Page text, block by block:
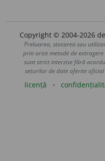
Copyright © 2004-2026
Preluarea, stocarea sau
prin orice metode de
sunt strict interzise fără
seturilor de date oferite
licență